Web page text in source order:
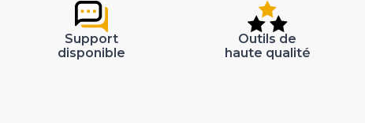
Support
disponible
Outils de
haute qualité